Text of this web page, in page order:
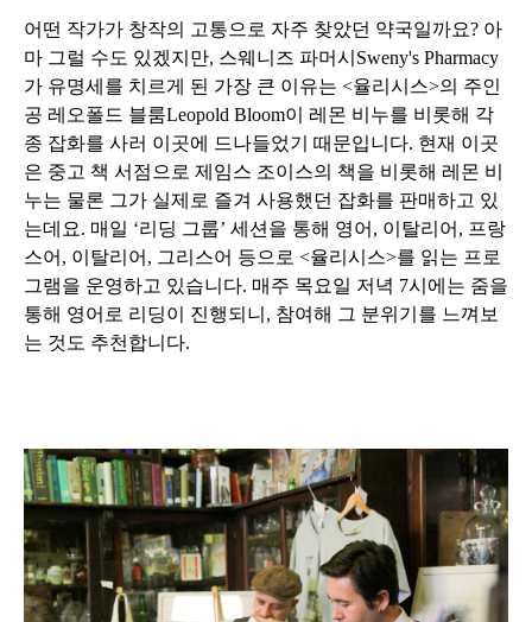
어떤 작가가 창작의 고통으로 자주 찾았던 약국일까요? 아
마 그럴 수도 있겠지만, 스웨니즈 파머시 Sweny's Pharmacy
가 유명세를 치르게 된 가장 큰 이유는 <율리시스>의 주인
공 레오폴드 블룸Leopold Bloom이 레몬 비누를 비롯해 각
종 잡화를 사러 이곳에 드나들었기 때문입니다. 현재 이곳
은 중고 책 서점으로 제임스 조이스의 책을 비롯해 레몬 비
누는 물론 그가 실제로 즐겨 사용했던 잡화를 판매하고 있
는데요. 매일 ‘리딩 그룹’ 세션을 통해 영어 , 이탈리어 , 프랑
스어 , 이탈리어 , 그리스어 등으로 <율리시스>를 읽는 프로
그램을 운영하고 있습니다. 매주 목요일 저녁 7시에는 줌을
통해 영어로 리딩이 진행되니 , 참여해 그 분위기를 느껴보
는 것도 추천합니다.